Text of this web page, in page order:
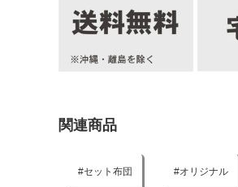
関連商品
セット布団 オリジナル